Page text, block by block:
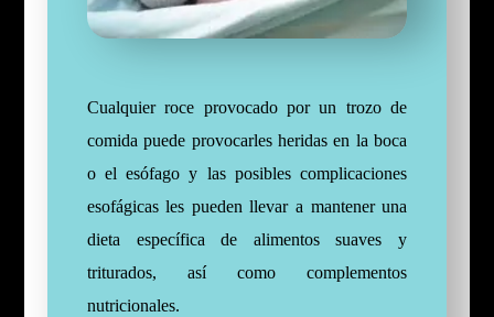
Cualquier roce provocado por un trozo de
comida puede provocarles heridas en la boca
o el esófago y las posibles complicaciones
esofágicas les pueden llevar a mantener una
dieta específica de alimentos suaves y
triturados, así como complementos
nutricionales.